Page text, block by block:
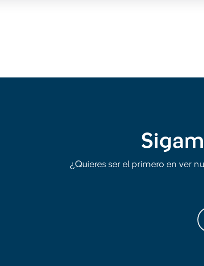
¿Quieres ser el primero en ver